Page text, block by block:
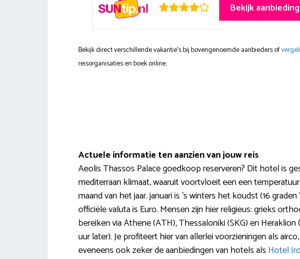
Bekijk
Bekijk direct verschillende vakantie's bij bovengenoemde aanbieders of
reisorganisaties en boek online.
Actuele informatie ten aanzien van jouw reis
Aeolis Thassos Palace goedkoop reserveren? Dit hotel is
mediterraan klimaat, waaruit voortvloeit een een
maand van het jaar. januari is ’s winters het koudst (16
officiële valuta is Euro. Mensen zijn hier religieus: grieks
bereiken via Athene (ATH), Thessaloniki (SKG) en
uur later). Je profiteert hier van allerlei voorzieningen als
eveneens ook zeker de aanbiedingen van hotels als Hotel Iro